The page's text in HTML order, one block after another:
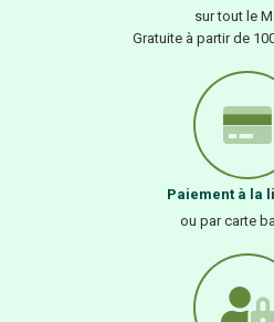
sur tout le
Gratuite à partir de
Paiement à la
ou par carte